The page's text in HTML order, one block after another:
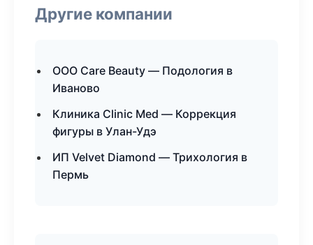
Другие компании
ООО Care Beauty — Подология в
Иваново
Клиника Clinic Med — Коррекция
фигуры в Улан-Удэ
ИП Velvet Diamond — Трихология в
Пермь